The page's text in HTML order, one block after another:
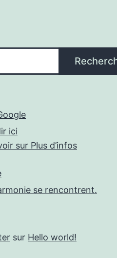
ici
sur Plus d’infos
se rencontrent.
sur Hello world!